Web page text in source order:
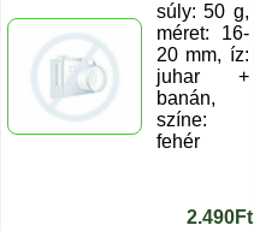
súly: 50 g,
méret: 16-
20 mm, íz:
juhar +
banán,
színe:
fehér
2.490Ft